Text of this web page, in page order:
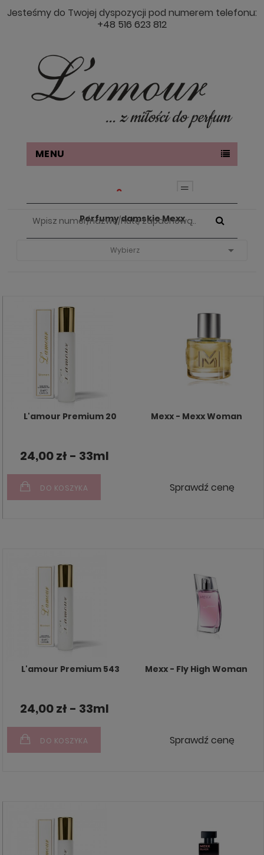
Jesteśmy do Twojej dyspozycji pod numerem telefonu:
+48 516 623 812
MENU
0
Strona Główna PERFUMY DAMSKIE Perfumy Damskie Mexx
Perfumy damskie Mexx
Wybierz 
L'amour Premium 20 Mexx - Mexx Woman
24,00 zł - 33ml
DO KOSZYKA Sprawdź cenę
L'amour Premium 543 Mexx - Fly High Woman
24,00 zł - 33ml
DO KOSZYKA Sprawdź cenę